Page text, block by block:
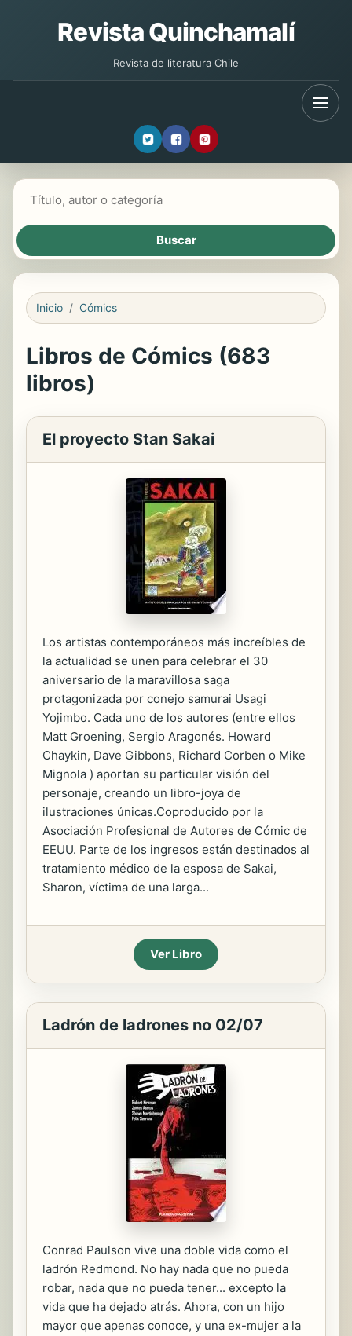
Revista Quinchamalí
Revista de literatura Chile
Inicio Cómics
Libros de Cómics (683
libros)
El proyecto Stan Sakai
Los artistas contemporáneos más increíbles de
la actualidad se unen para celebrar el 30
aniversario de la maravillosa saga
protagonizada por conejo samurai Usagi
Yojimbo. Cada uno de los autores (entre ellos
Matt Groening, Sergio Aragonés. Howard
Chaykin, Dave Gibbons, Richard Corben o Mike
Mignola ) aportan su particular visión del
personaje, creando un libro-joya de
ilustraciones únicas.Coproducido por la
Asociación Profesional de Autores de Cómic de
EEUU. Parte de los ingresos están destinados al
tratamiento médico de la esposa de Sakai,
Sharon, víctima de una larga...
Ver Libro
Ladrón de ladrones no 02/07
Conrad Paulson vive una doble vida como el
ladrón Redmond. No hay nada que no pueda
robar, nada que no pueda tener... excepto la
vida que ha dejado atrás. Ahora, con un hijo
mayor que apenas conoce, y una ex-mujer a la